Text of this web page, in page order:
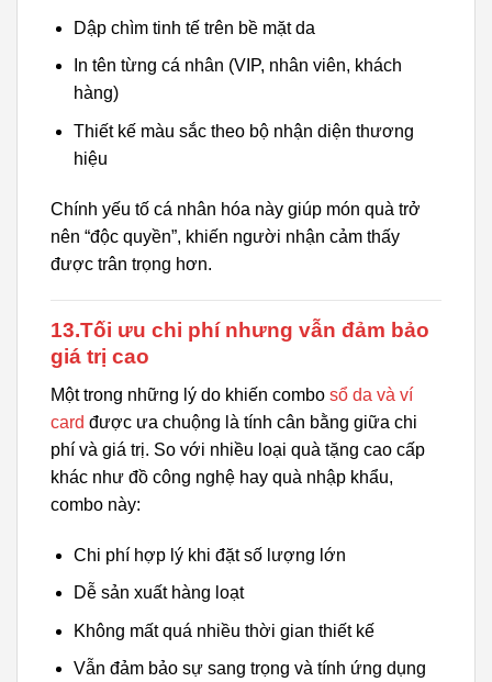
Dập chìm tinh tế trên bề mặt da
In tên từng cá nhân (VIP, nhân viên, khách
hàng)
Thiết kế màu sắc theo bộ nhận diện thương
hiệu
Chính yếu tố cá nhân hóa này giúp món quà trở
nên “độc quyền”, khiến người nhận cảm thấy
được trân trọng hơn.
13.Tối ưu chi phí nhưng vẫn đảm bảo
giá trị cao
Một trong những lý do khiến combo sổ da và ví
card được ưa chuộng là tính cân bằng giữa chi
phí và giá trị. So với nhiều loại quà tặng cao cấp
khác như đồ công nghệ hay quà nhập khẩu,
combo này:
Chi phí hợp lý khi đặt số lượng lớn
Dễ sản xuất hàng loạt
Không mất quá nhiều thời gian thiết kế
Vẫn đảm bảo sự sang trọng và tính ứng dụng